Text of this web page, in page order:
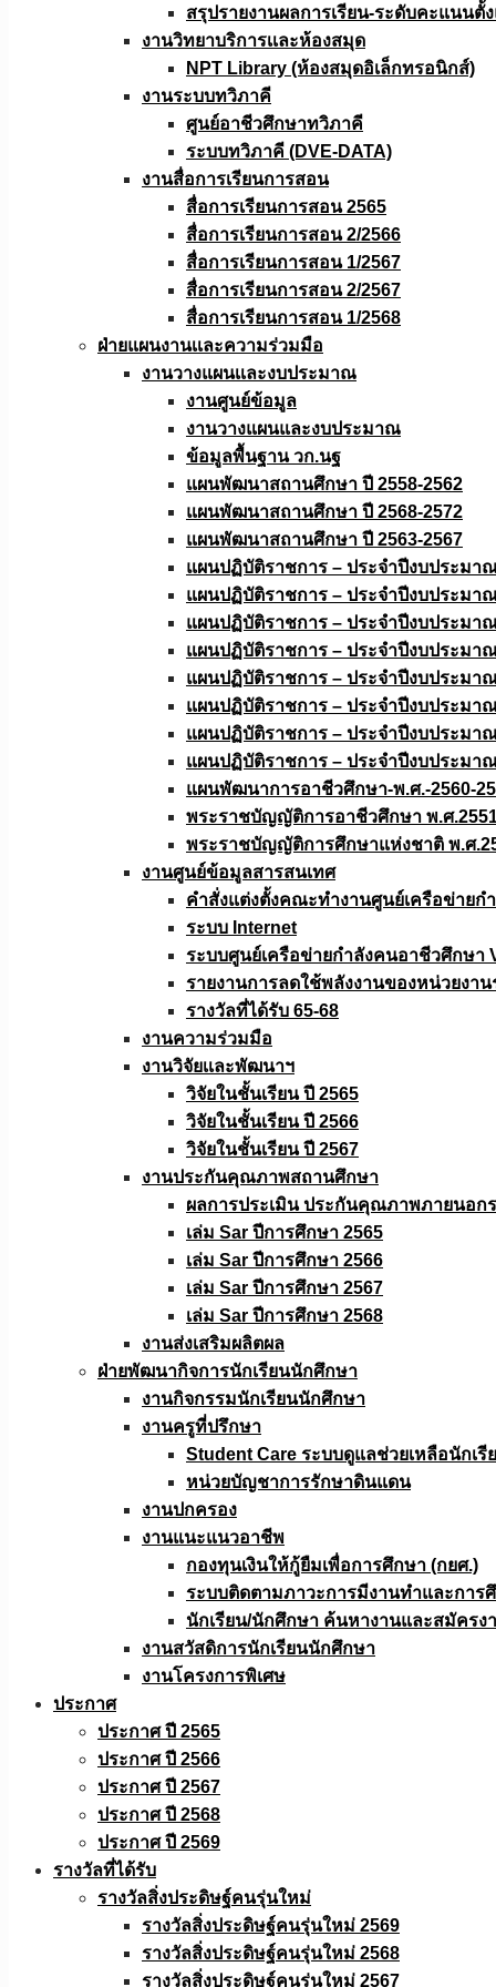
สรุปรายงานผลการเรียน-ระดับคะแนนตั้
งานวิทยาบริการเเละห้องสมุด
NPT Library (ห้องสมุดอิเล็กทรอนิกส์)
งานระบบทวิภาคี
ศูนย์อาชีวศึกษาทวิภาคี
ระบบทวิภาคี (DVE-DATA)
งานสื่อการเรียนการสอน
สื่อการเรียนการสอน 2565
สื่อการเรียนการสอน 2/2566
สื่อการเรียนการสอน 1/2567
สื่อการเรียนการสอน 2/2567
สื่อการเรียนการสอน 1/2568
ฝ่ายแผนงานเเละความร่วมมือ
งานวางแผนเเละงบประมาณ
งานศูนย์ข้อมูล
งานวางแผนและงบประมาณ
ข้อมูลพื้นฐาน วก.นฐ
แผนพัฒนาสถานศึกษา ปี 2558-2562
แผนพัฒนาสถานศึกษา ปี 2568-2572
แผนพัฒนาสถานศึกษา ปี 2563-2567
แผนปฏิบัติราชการ – ประจำปีงบประมา
แผนปฏิบัติราชการ – ประจำปีงบประมา
แผนปฏิบัติราชการ – ประจำปีงบประมา
แผนปฏิบัติราชการ – ประจำปีงบประมา
แผนปฏิบัติราชการ – ประจำปีงบประมา
แผนปฏิบัติราชการ – ประจำปีงบประมา
แผนปฏิบัติราชการ – ประจำปีงบประมา
แผนปฏิบัติราชการ – ประจำปีงบประมา
แผนพัฒนาการอาชีวศึกษา-พ.ศ.-2560-
พระราชบัญญัติการอาชีวศึกษา พ.ศ
พระราชบัญญัติการศึกษาแห่งชาติ พ.ศ
งานศูนย์ข้อมูลสารสนเทศ
คำสั่งแต่งตั้งคณะทำงานศูนย์เครือข่าย
ระบบ Internet
ระบบศูนย์เครือข่ายกำลังคนอาชีวศึกษา
รายงานการลดใช้พลังงานของหน่วยงา
รางวัลที่ได้รับ 65-68
งานความร่วมมือ
งานวิจัยเเละพัฒนาฯ
วิจัยในชั้นเรียน ปี 2565
วิจัยในชั้นเรียน ปี 2566
วิจัยในชั้นเรียน ปี 2567
งานประกันคุณภาพสถานศึกษา
ผลการประเมิน ประกันคุณภาพภายนอก
เล่ม Sar ปีการศึกษา 2565
เล่ม Sar ปีการศึกษา 2566
เล่ม Sar ปีการศึกษา 2567
เล่ม Sar ปีการศึกษา 2568
งานส่งเสริมผลิตผล
ฝ่ายพัฒนากิจการนักเรียนนักศึกษา
งานกิจกรรมนักเรียนนักศึกษา
งานครูที่ปรึกษา
Student Care ระบบดูแลช่วยเหลือนักเรี
หน่วยบัญชาการรักษาดินแดน
งานปกครอง
งานแนะแนวอาชีพ
กองทุนเงินให้กู้ยืมเพื่อการศึกษา (กยศ.)
ระบบติดตามภาวะการมีงานทำและการ
นักเรียน/นักศึกษา ค้นหางานและสมัครง
งานสวัสดิการนักเรียนนักศึกษา
งานโครงการพิเศษ
ประกาศ
ประกาศ ปี 2565
ประกาศ ปี 2566
ประกาศ ปี 2567
ประกาศ ปี 2568
ประกาศ ปี 2569
รางวัลที่ได้รับ
รางวัลสิ่งประดิษฐ์คนรุ่นใหม่
รางวัลสิ่งประดิษฐ์คนรุ่นใหม่ 2569
รางวัลสิ่งประดิษฐ์คนรุ่นใหม่ 2568
รางวัลสิ่งประดิษฐ์คนรุ่นใหม่ 2567